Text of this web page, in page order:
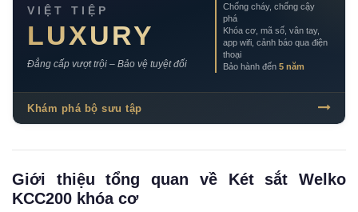
VIỆT TIỆP
LUXURY
Đẳng cấp vượt trội – Bảo vệ tuyệt đối
Chống cháy, chống cậy
phá
Khóa cơ, mã số, vân tay,
app wifi, cảnh báo qua điện
thoại
Bảo hành đến 5 năm
Khám phá bộ sưu tập
Giới thiệu tổng quan về Két sắt Welko
KCC200 khóa cơ